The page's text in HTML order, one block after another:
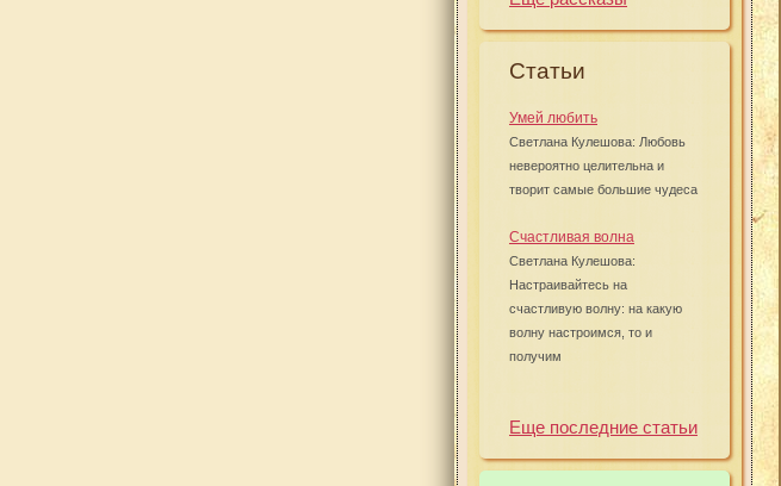
Статьи
Умей любить
Светлана Кулешова: Любовь
невероятно целительна и
творит самые большие чудеса
Счастливая волна
Светлана Кулешова:
Настраивайтесь на
счастливую волну: на какую
волну настроимся, то и
получим
Еще последние статьи